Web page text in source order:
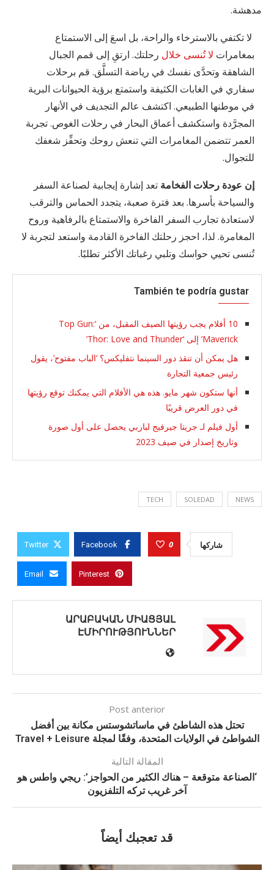
مدهشة.
لا تكتفي بالاسترخاء والراحة، بل اسعَ إلى الاستمتاع
بمغامرات لا تُنسى خلال رحلتك. ارتقِ إلى قمم الجبال
الشاهقة وتحدَّى نفسك في رياضة التسلَّق. قم برحلات
سفاري في الغابات الكثيفة واستمتع برؤية الحيوانات البرية
في موطنها الطبيعي. اكتشف عالم التجديف في الأنهار
المجرَّدة واستكشف أعماق البحار في رحلات الغوص. تجربة
العمر تتضمن المغامرات التي تنعش روحك وتحفِّز شغفك
للتجوال.
إن عودة رحلات الفخامة تعد إشارة إيجابية لصناعة السفر
والسياحة بأسرها. بعد فترة صعبة، يتجدد الحماس والترقب
لاستعادة تجارب السفر الفاخرة والاستمتاع بالرفاهية وروح
المغامرة. لذا، احجز رحلتك الفاخرة القادمة واستعد لتجربة لا
تُنسى تحيي حواسك وتلبي رغباتك الأكثر تطلبًا.
También te podría gustar
10 أفلام يجب رؤيتها الصيف المقبل، من ‘Top Gun:
Maverick’ إلى ‘Thor: Love and Thunder’
هل يمكن أن تنقذ دور السينما نتفليكس؟ ‘الباب مفتوح’، يقول
رئيس جمعية التجارة
أنها ستكون شهر مايو. هذه هي الأفلام التي يمكنك توقع رؤيتها
في دور العرض قريبًا
أول فيلم لـ جريتا جيرفيج لباربي يحصل على أول صورة
وتاريخ إصدار في صيف 2023
NEWS
SOLEDAD
TECH
شاركها 0
Facebook
Twitter
Pinterest
Email
ԱՐԱԲԱԿԱՆ ՄԻԱՑՅԱԼ
ԷՄԻՐՈՒԹՅՈՒՆՆԵՐ
Post anterior
تحتل هذه الشاطئ في ماساتشوستس مكانة بين أفضل
الشواطئ في الولايات المتحدة، وفقًا لمجلة Travel + Leisure
المقالة التالية
‘الصناعة متوقعة – هناك الكثير من الحواجز’: ريجي واطس هو
آخر غريب تركه التلفزيون
قد تعجبك أيضاً